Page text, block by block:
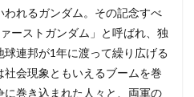
われるガンダム。その記念すべ
ーストガンダム」と呼ばれ、独
連邦が1年に渡って繰り広げる
会現象ともいえるブームを巻
に巻き込まれた人々と、両軍の